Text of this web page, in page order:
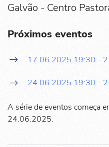
Galvão - Centro
Próximos eventos
17.06.2025 19:30 -
24.06.2025 19:30 -
A série de eventos começa
24.06.2025.